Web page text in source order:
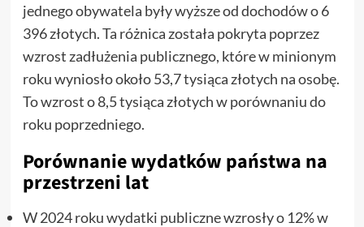
jednego obywatela były wyższe od dochodów o 6
396 złotych. Ta różnica została pokryta poprzez
wzrost zadłużenia publicznego, które w minionym
roku wyniosło około 53,7 tysiąca złotych na osobę.
To wzrost o 8,5 tysiąca złotych w porównaniu do
roku poprzedniego.
Porównanie wydatków państwa na
przestrzeni lat
W 2024 roku wydatki publiczne wzrosły o 12% w